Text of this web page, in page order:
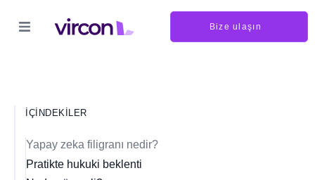
Bize ulaşın
İÇINDEKILER
Yapay zeka filigranı nedir?
Pratikte hukuki beklenti